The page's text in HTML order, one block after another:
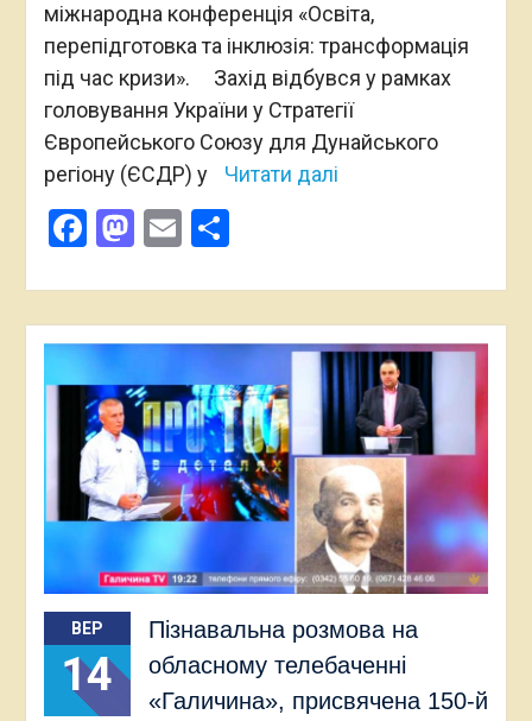
міжнародна конференція «Освіта,
перепідготовка та інклюзія: трансформація
під час кризи». Захід відбувся у рамках
головування України у Стратегії
Європейського Союзу для Дунайського
регіону (ЄСДР) у
Читати далі
Facebook
Mastodon
EmailПоділитися
ВЕР
14
Пізнавальна розмова на
обласному телебаченні
«Галичина», присвячена 150-й